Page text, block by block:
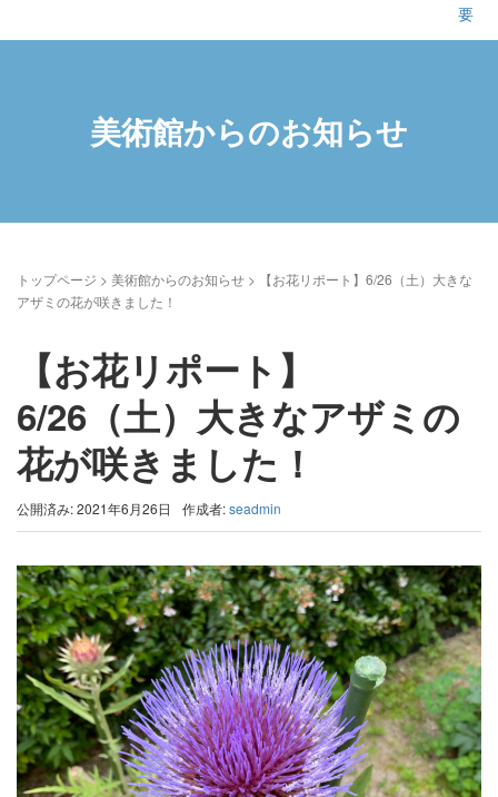
要
美術館からのお知らせ
トップページ > 美術館からのお知らせ >
【お花リポート】6/26（土）大きな
アザミの花が咲きました！
【お花リポート】
6/26（土）大きなアザミの
花が咲きました！
公開済み: 2021年6月26日 作成者:seadmin